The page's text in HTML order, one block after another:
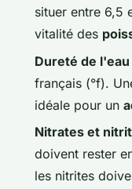
situer entre 6,5
vitalité des
Dureté de l'eau
français (°f).
idéale pour un
Nitrates et
doivent rester
les nitrites